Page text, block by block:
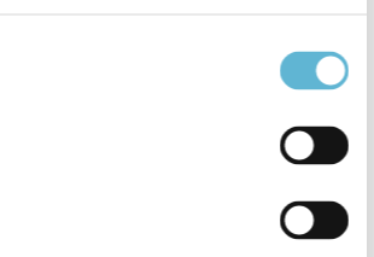
webbplats
webbplats finns information om